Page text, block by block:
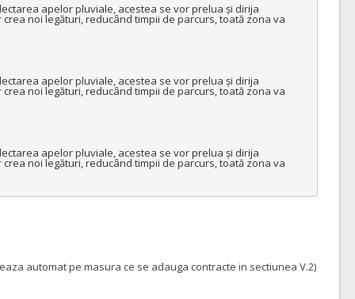
apelor pluviale, acestea se vor prelua și dirija
noi legături, reducând timpii de parcurs, toată zona va
apelor pluviale, acestea se vor prelua și dirija
noi legături, reducând timpii de parcurs, toată zona va
apelor pluviale, acestea se vor prelua și dirija
noi legături, reducând timpii de parcurs, toată zona va
automat pe masura ce se adauga contracte in sectiunea V.2)